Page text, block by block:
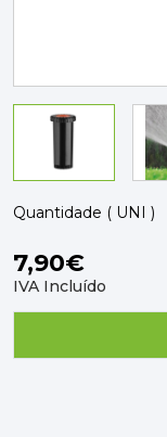
TINTAS, DROGAS E
DYRUP
SKIL
Quantidade ( UNI )
7,90€
IVA Incluído